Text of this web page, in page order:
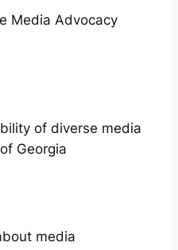
Media Advocacy
of diverse media
Georgia
media